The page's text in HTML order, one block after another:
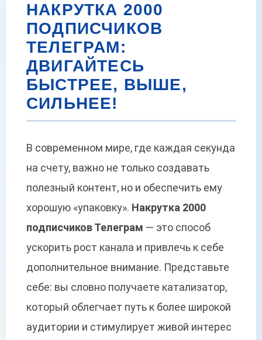
НАКРУТКА 2000
ПОДПИСЧИКОВ
ТЕЛЕГРАМ:
ДВИГАЙТЕСЬ
БЫСТРЕЕ, ВЫШЕ,
СИЛЬНЕЕ!
В современном мире, где каждая секунда
на счету, важно не только создавать
полезный контент, но и обеспечить ему
хорошую «упаковку». Накрутка 2000
подписчиков Телеграм — это способ
ускорить рост канала и привлечь к себе
дополнительное внимание. Представьте
себе: вы словно получаете катализатор,
который облегчает путь к более широкой
аудитории и стимулирует живой интерес